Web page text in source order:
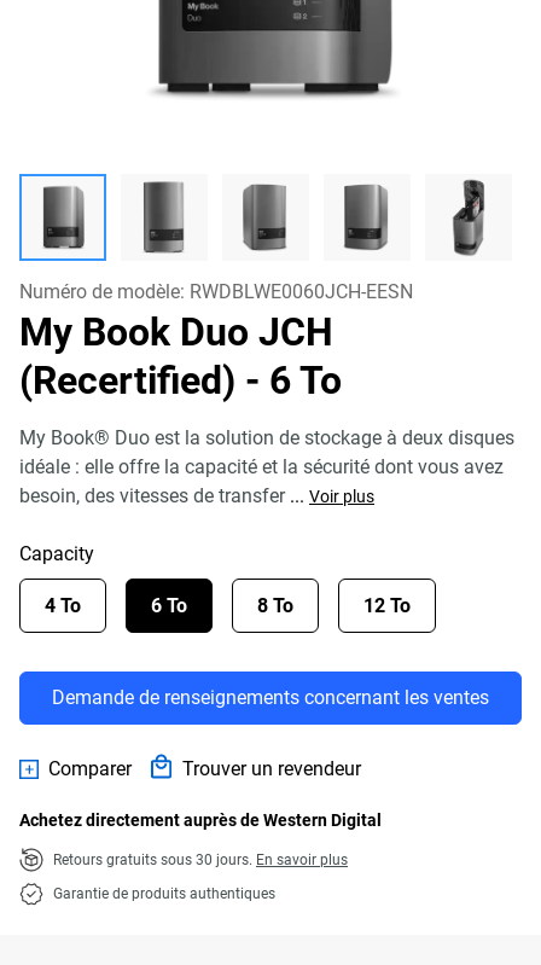
Numéro de modèle: RWDBLWE0060JCH-EESN
My Book Duo JCH
(Recertified) - 6 To
My Book® Duo est la solution de stockage à deux disques
idéale : elle offre la capacité et la sécurité dont vous avez
besoin, des vitesses de transfer ... Voir plus
Capacity
4 To 6 To 8 To 12 To
Demande de renseignements concernant les ventes
Comparer Trouver un revendeur
Achetez directement auprès de Western Digital
Retours gratuits sous 30 jours. En savoir plus
Garantie de produits authentiques